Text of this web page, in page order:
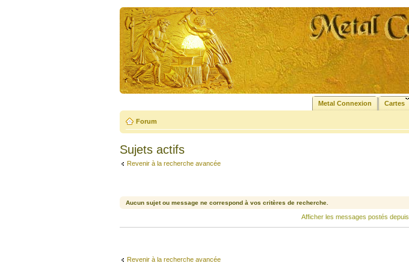
Metal Connexion Cartes
Forum
Sujets actifs
Revenir à la recherche avancée
Aucun sujet ou message ne correspond à vos critères de recherche.
Afficher les messages postés depuis
Revenir à la recherche avancée